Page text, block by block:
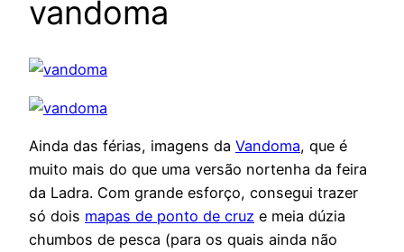
vandoma
Ainda das férias, imagens da Vandoma, que é
muito mais do que uma versão nortenha da feira
da Ladra. Com grande esforço, consegui trazer
só dois mapas de ponto de cruz e meia dúzia
chumbos de pesca (para os quais ainda não